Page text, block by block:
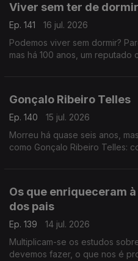
Viver sem ter de dormir
Ep. 141
16 jul. 2026
Podemos viver sem dormir?
mas há 100 anos, um reputado
Gonçalo Ribeiro Telles
Ep. 140
15 jul. 2026
Morreu há quase seis anos,
como Gonçalo Ribeiro Telles:
Os que enriqueceram
dos pais
Ep. 139
14 jul. 2026
Multiplicam-se os estudos
devemos fazer, o que nos é